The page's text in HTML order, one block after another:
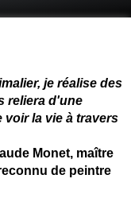
je réalise des
reliera d'une
voir la vie à travers
Monet, maître
de peintre